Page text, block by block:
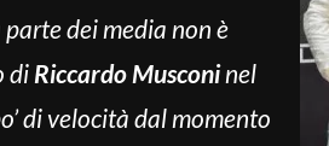
dei media non è
diRiccardo Musconinel
di velocità dal momento